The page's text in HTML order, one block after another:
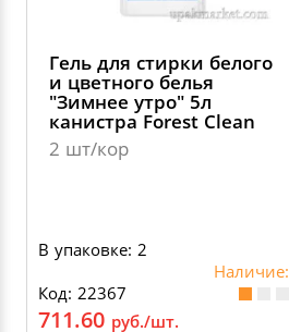
Гель для стирки белого
и цветного белья
"Зимнее утро" 5л
канистра Forest Clean
2 шт/кор
В упаковке: 2
Наличие:
Код: 22367
711.60 руб./шт.